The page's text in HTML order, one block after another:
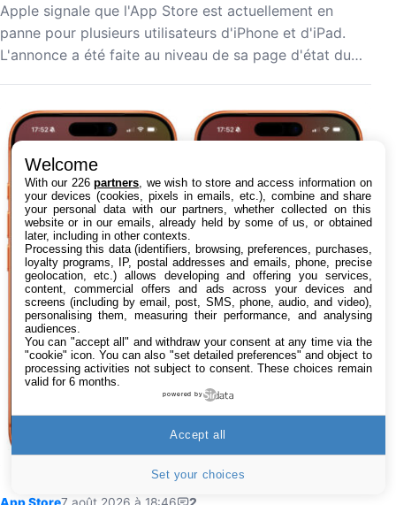
Apple signale que l'App Store est actuellement en
panne pour plusieurs utilisateurs d'iPhone et d'iPad.
L'annonce a été faite au niveau de sa page d'état du…
App Store7 août 2026 à 18:46 2
Welcome
With our 226partners , we wish to store and access information on
your devices (cookies, pixels in emails, etc.), combine and share
your personal data with our partners, whether collected on this
website or in our emails, already held by some of us, or obtained
later, including in other contexts.
Processing this data (identifiers, browsing, preferences, purchases,
loyalty programs, IP, postal addresses and emails, phone, precise
geolocation, etc.) allows developing and offering you services,
content, commercial offers and ads across your devices and
screens (including by email, post, SMS, phone, audio, and video),
personalising them, measuring their performance, and analysing
audiences.
You can "accept all" and withdraw your consent at any time via the
"cookie" icon. You can also "set detailed preferences" and object to
processing activities not subject to consent. These choices remain
valid for 6 months.
powered by
Set your choices
Accept all